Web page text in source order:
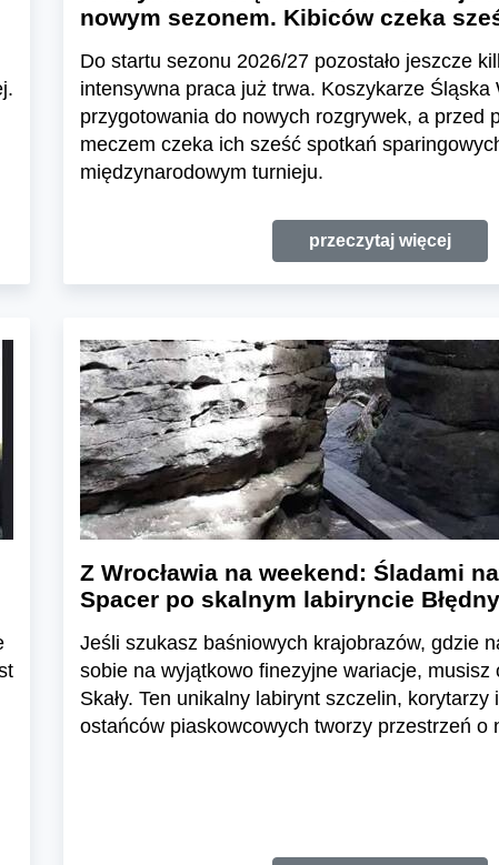
nowym sezonem. Kibiców czeka
Do startu sezonu 2026/27 pozostało jeszcze
intensywna praca już trwa. Koszykarze Śląska
przygotowania do nowych rozgrywek, a przed
meczem czeka ich sześć spotkań
międzynarodowym turnieju.
przeczytaj więcej
Z Wrocławia na weekend: Śladami
Spacer po skalnym labiryncie
Jeśli szukasz baśniowych krajobrazów, gdzie
sobie na wyjątkowo finezyjne wariacje, musisz
Skały. Ten unikalny labirynt szczelin, korytarzy
ostańców piaskowcowych tworzy przestrzeń o